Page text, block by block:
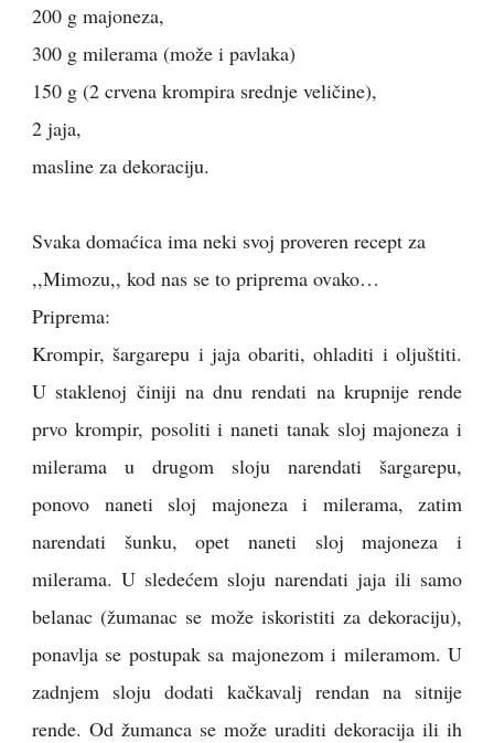
200 g majoneza,
300 g milerama (može i pavlaka)
150 g (2 crvena krompira srednje veličine),
2 jaja,
masline za dekoraciju.
Svaka domaćica ima neki svoj proveren recept za
,,Mimozu,, kod nas se to priprema ovako…
Priprema:
Krompir, šargarepu i jaja obariti, ohladiti i oljuštiti.
U staklenoj činiji na dnu rendati na krupnije rende
prvo krompir, posoliti i naneti tanak sloj majoneza i
milerama u drugom sloju narendati šargarepu,
ponovo naneti sloj majoneza i milerama, zatim
narendati šunku, opet naneti sloj majoneza i
milerama. U sledećem sloju narendati jaja ili samo
belanac (žumanac se može iskoristiti za dekoraciju),
ponavlja se postupak sa majonezom i mileramom. U
zadnjem sloju dodati kačkavalj rendan na sitnije
rende. Od žumanca se može uraditi dekoracija ili ih